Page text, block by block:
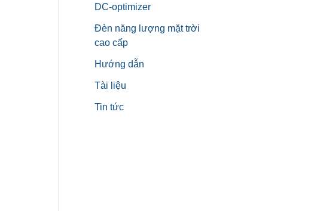
DC-optimizer
Đèn năng lượng mặt trời
cao cấp
Hướng dẫn
Tài liệu
Tin tức